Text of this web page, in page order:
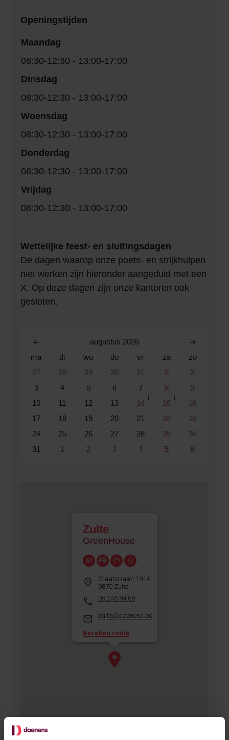
Openingstijden
Maandag
08:30-12:30 - 13:00-17:00
Dinsdag
08:30-12:30 - 13:00-17:00
Woensdag
08:30-12:30 - 13:00-17:00
Donderdag
08:30-12:30 - 13:00-17:00
Vrijdag
08:30-12:30 - 13:00-17:00
Wettelijke feest- en sluitingsdagen
De dagen waarop onze poets- en strijkhulpen
niet werken zijn hieronder aangeduid met een
X. Op deze dagen zijn onze kantoren ook
gesloten.
augustus 2026
ma
di wo do vr za
zo
27
28 29 30 31 1
2
3
4 5 6 7 8
9
10
11 12 13 14 15
16
17
18 19 20 21 22
23
24
25 26 27 28 29
30
31
1 2 3 4 5 6
Zulte
GreenHouse
Staatsbaan 191A
9870 Zulte
09 245 94 68
zulte@daenens.be
Bereken route